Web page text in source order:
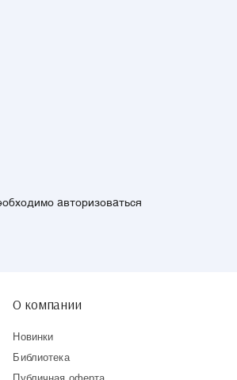
авторизоваться
О компании
Новинки
Библиотека